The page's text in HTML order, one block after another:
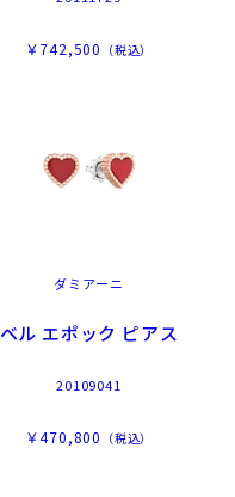
￥742,500 （税込）
ダミアーニ
ベル エポック ピアス
20109041
￥470,800 （税込）